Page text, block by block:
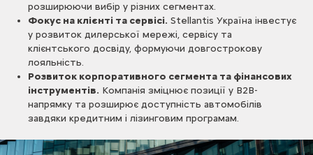
розширюючи вибір у різних сегментах.
Фокус на клієнті та сервісі. Stellantis Україна інвестує
у розвиток дилерської мережі, сервісу та
клієнтського досвіду, формуючи довгострокову
лояльність.
Розвиток корпоративного сегмента та фінансових
інструментів. Компанія зміцнює позиції у B2B-
напрямку та розширює доступність автомобілів
завдяки кредитним і лізинговим програмам.